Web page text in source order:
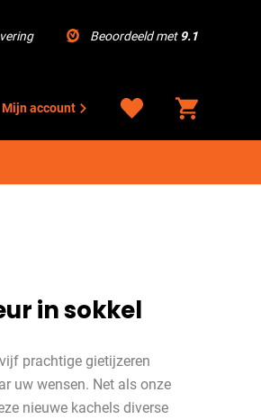
Beoordeeld met 9.1
Mijn account
in sokkel
prachtige gietijzeren
uw wensen. Net als onze
nieuwe kachels diverse